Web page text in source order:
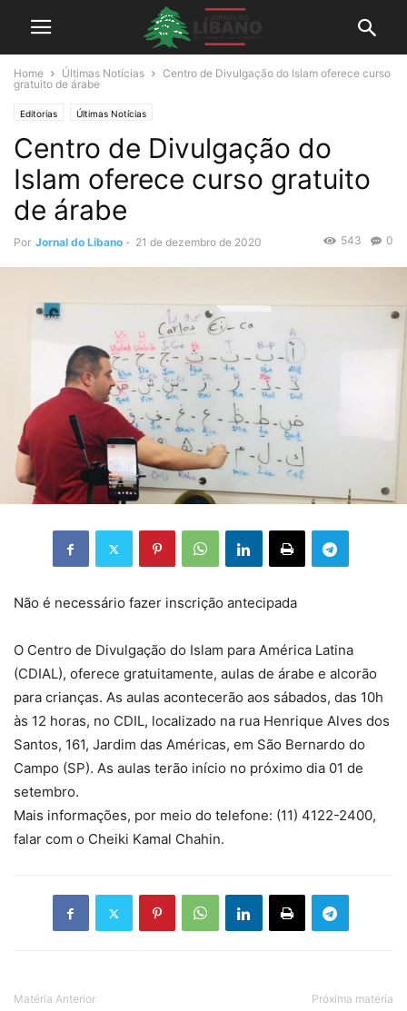
Home Últimas Notícias
Centro de Divulgação do Islam oferece curso
gratuito de árabe
Editorias Últimas Notícias
Centro de Divulgação do
Islam oferece curso gratuito
de árabe
Por Jornal do Libano - 21 de dezembro de 2020 0
543
Não é necessário fazer inscrição antecipada
O Centro de Divulgação do Islam para América Latina
(CDIAL), oferece gratuitamente, aulas de árabe e alcorão
para crianças. As aulas acontecerão aos sábados, das 10h
às 12 horas, no CDIL, localizado na rua Henrique Alves dos
Santos, 161, Jardim das Américas, em São Bernardo do
Campo (SP). As aulas terão início no próximo dia 01 de
setembro.
Mais informações, por meio do telefone: (11) 4122-2400,
falar com o Cheiki Kamal Chahin.
Matéria Anterior Próxima matéria